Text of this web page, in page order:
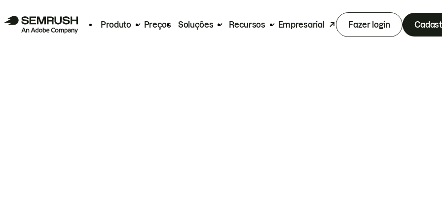
Produto Preços Soluções Recursos Empresarial Fazer login